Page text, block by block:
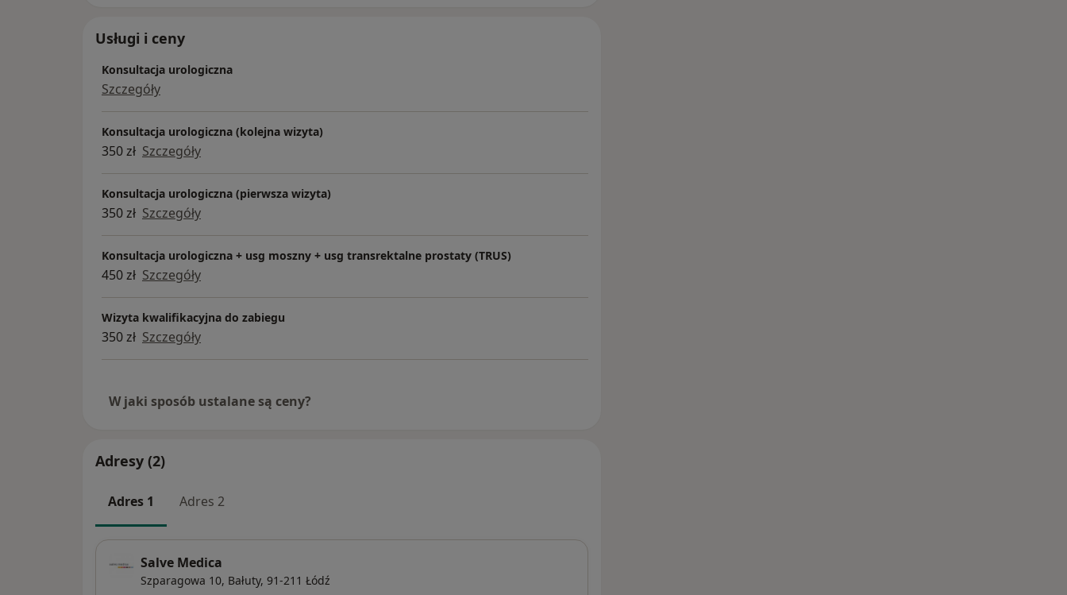
Usługi i ceny
Konsultacja urologiczna
Szczegóły
Konsultacja urologiczna (kolejna wizyta)
350 zł Szczegóły
Konsultacja urologiczna (pierwsza wizyta)
350 zł Szczegóły
Konsultacja urologiczna + usg moszny + usg transrektalne prostaty (TRUS)
450 zł Szczegóły
Wizyta kwalifikacyjna do zabiegu
350 zł Szczegóły
W jaki sposób ustalane są ceny?
Adresy (2)
Adres 1 Adres 2
Salve Medica
Szparagowa 10, Bałuty, 91-211 Łódź